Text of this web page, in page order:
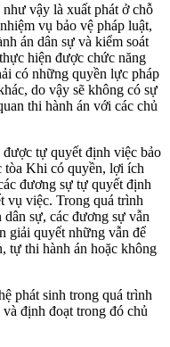
vậy là xuất phát ở chỗ
vụ bảo vệ pháp luật,
án dân sự và kiểm soát
hiện được chức năng
có những quyền lực pháp
do vậy sẽ không có sự
thi hành án với các chủ
tự quyết định việc bảo
tòa Khi có quyền, lợi ích
đương sự tự quyết định
vụ việc. Trong quá trình
sự, các đương sự vẫn
giải quyết những vẫn để
tự thi hành án hoặc không
phát sinh trong quá trình
định đoạt trong đó chủ